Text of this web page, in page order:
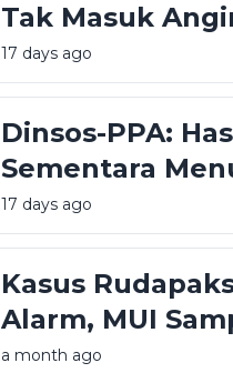
Tak Masuk
Rudapaksa Anak
17 days ago
Dinsos-PPA:
Sementara
Rudapaksa 27
Tidak Hamil
17 days ago
Kasus
Alarm, MUI
Pemerintah
a month ago